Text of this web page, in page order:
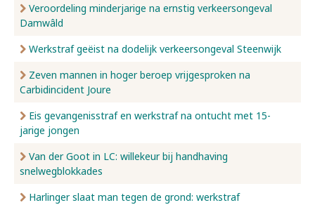
Veroordeling minderjarige na ernstig verkeersongeval
Damwâld
Werkstraf geëist na dodelijk verkeersongeval Steenwijk
Zeven mannen in hoger beroep vrijgesproken na
Carbidincident Joure
Eis gevangenisstraf en werkstraf na ontucht met 15-
jarige jongen
Van der Goot in LC: willekeur bij handhaving
snelwegblokkades
Harlinger slaat man tegen de grond: werkstraf